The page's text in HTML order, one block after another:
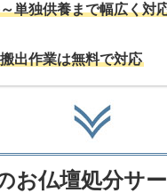
単独供養まで幅広く対
出作業は無料で対応
お仏壇処分サ